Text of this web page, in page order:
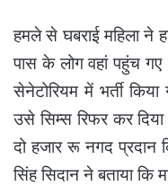
हमले से घबराई महिला ने
पास के लोग वहां पहुंच
सेनेटोरियम में भर्ती
उसे सिम्स रिफर कर दिया
दो हजार रू नगद प्रदान
सिंह सिदान ने बताया कि